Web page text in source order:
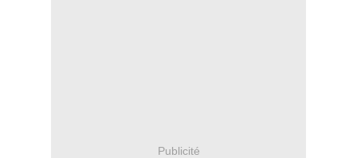
Publicité